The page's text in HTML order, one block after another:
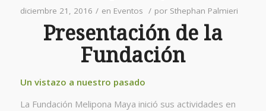
diciembre 21, 2016 / en Eventos / por Sthephan Palmieri
Presentación de la
Fundación
Un vistazo a nuestro pasado
La Fundación Melipona Maya inició sus actividades en